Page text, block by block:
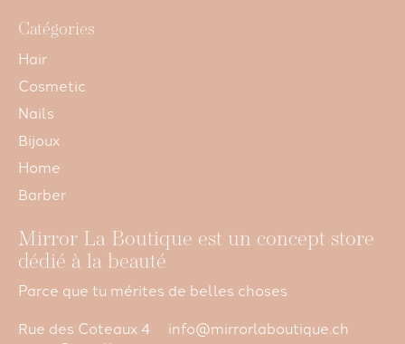
Catégories
Hair
Cosmetic
Nails
Bijoux
Home
Barber
Mirror La Boutique est un concept store
dédié à la beauté
Parce que tu mérites de belles choses
Rue des Coteaux 4
info@mirrorlaboutique.ch